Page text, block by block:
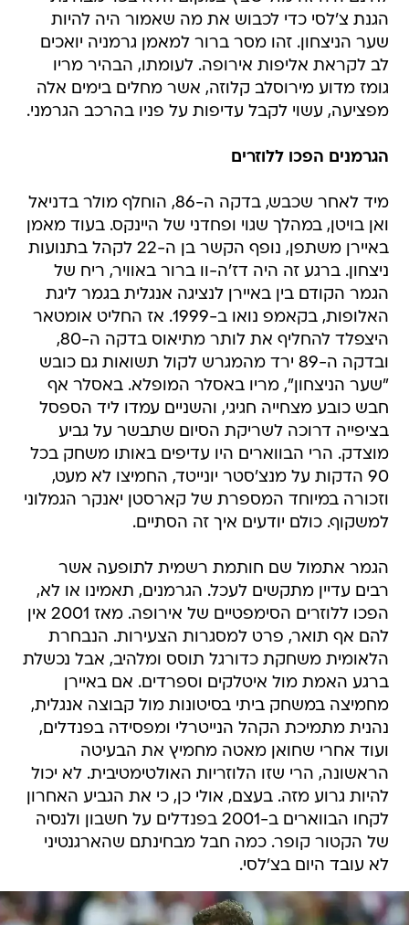
הגנת צ'לסי כדי לכבוש את מה שאמור היה להיות
שער הניצחון. זהו מסר ברור למאמן גרמניה יואכים
לב לקראת אליפות אירופה. לעומתו, הבהיר מריו
גומז מדוע מירוסלב קלוזה, אשר מחלים בימים אלה
מפציעה, עשוי לקבל עדיפות על פניו בהרכב הגרמני.
הגרמנים הפכו ללוזרים
מיד לאחר שכבש, בדקה ה-86, הוחלף מולר בדניאל
ואן בויטן, במהלך שגוי ופחדני של היינקס. בעוד מאמן
באיירן משתפן, נופף הקשר בן ה-22 לקהל בתנועות
ניצחון. ברגע זה היה דז'ה-וו ברור באוויר, ריח של
הגמר הקודם בין באיירן לנציגה אנגלית בגמר ליגת
האלופות, בקאמפ נואו ב-1999. אז החליט אומטאר
היצפלד להחליף את לותר מתיאוס בדקה ה-80,
ובדקה ה-89 ירד מהמגרש לקול תשואות גם כובש
"שער הניצחון", מריו באסלר המופלא. באסלר אף
חבש כובע מצחייה חגיגי, והשניים עמדו ליד הספסל
בציפייה דרוכה לשריקת הסיום שתבשר על גביע
מוצדק. הרי הבווארים היו עדיפים באותו משחק בכל
90 הדקות על מנצ'סטר יונייטד, החמיצו לא מעט,
וזכורה במיוחד המספרת של קארסטן יאנקר הגמלוני
למשקוף. כולם יודעים איך זה הסתיים.
הגמר אתמול שם חותמת רשמית לתופעה אשר
רבים עדיין מתקשים לעכל. הגרמנים, תאמינו או לא,
הפכו ללוזרים הסימפטיים של אירופה. מאז 2001 אין
להם אף תואר, פרט למסגרות הצעירות. הנבחרת
הלאומית משחקת כדורגל תוסס ומלהיב, אבל נכשלת
ברגע האמת מול איטלקים וספרדים. אם באיירן
מחמיצה במשחק ביתי בסיטונות מול קבוצה אנגלית,
נהנית מתמיכת הקהל הנייטרלי ומפסידה בפנדלים,
ועוד אחרי שחואן מאטה מחמיץ את הבעיטה
הראשונה, הרי שזו הלוזריות האולטימטיבית. לא יכול
להיות גרוע מזה. בעצם, אולי כן, כי את הגביע האחרון
לקחו הבווארים ב-2001 בפנדלים על חשבון ולנסיה
של הקטור קופר. כמה חבל מבחינתם שהארגנטיני
לא עובד היום בצ'לסי.